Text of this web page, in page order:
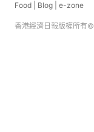
Food
Blog e-zone
香港經濟日報版權所有©